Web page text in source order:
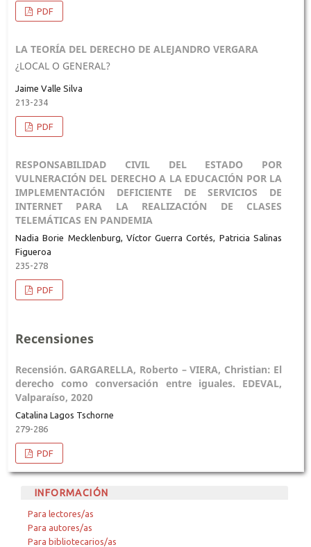
PDF
LA TEORÍA DEL DERECHO DE ALEJANDRO VERGARA
¿LOCAL O GENERAL?
Jaime Valle Silva
213-234
PDF
RESPONSABILIDAD CIVIL DEL ESTADO POR
VULNERACIÓN DEL DERECHO A LA EDUCACIÓN POR LA
IMPLEMENTACIÓN DEFICIENTE DE SERVICIOS DE
INTERNET PARA LA REALIZACIÓN DE CLASES
TELEMÁTICAS EN PANDEMIA
Nadia Borie Mecklenburg, Víctor Guerra Cortés, Patricia Salinas
Figueroa
235-278
PDF
Recensiones
Recensión. GARGARELLA, Roberto – VIERA, Christian: El
derecho como conversación entre iguales. EDEVAL,
Valparaíso, 2020
Catalina Lagos Tschorne
279-286
PDF
INFORMACIÓN
Para lectores/as
Para autores/as
Para bibliotecarios/as